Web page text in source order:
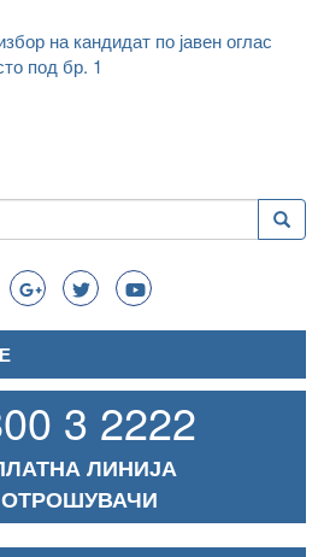
на кандидат по јавен оглас
под бр. 1
3 2222
ЛИНИЈА